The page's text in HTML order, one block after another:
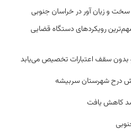
رویکردهای دستگاه قضایی
بدون سقف اعتبارات تخصیص می‌یابد
درح شهرستان سربیشه